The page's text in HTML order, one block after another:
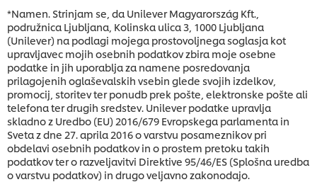
*Namen. Strinjam se, da Unilever Magyarország Kft.,
podružnica Ljubljana, Kolinska ulica 3, 1000 Ljubljana
(Unilever) na podlagi mojega prostovoljnega soglasja kot
upravljavec mojih osebnih podatkov zbira moje osebne
podatke in jih uporablja za namene posredovanja
prilagojenih oglaševalskih vsebin glede svojih izdelkov,
promocij, storitev ter ponudb prek pošte, elektronske pošte ali
telefona ter drugih sredstev. Unilever podatke upravlja
skladno z Uredbo (EU) 2016/679 Evropskega parlamenta in
Sveta z dne 27. aprila 2016 o varstvu posameznikov pri
obdelavi osebnih podatkov in o prostem pretoku takih
podatkov ter o razveljavitvi Direktive 95/46/ES (Splošna uredba
o varstvu podatkov) in drugo veljavno zakonodajo.